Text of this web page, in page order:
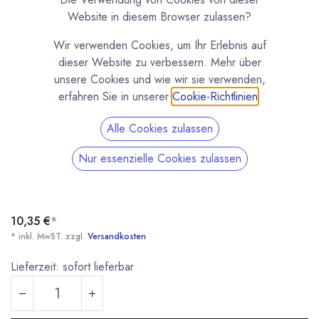
Pralinengabel Spirale erhöht
(0 Rezension)
10,35 €*
* inkl. MwST. zzgl. Versandkosten
Lieferzeit: sofort lieferbar
Website in diesem Browser zulassen?
Wir verwenden Cookies, um Ihr Erlebnis auf
dieser Website zu verbessern. Mehr über
unsere Cookies und wie wir sie verwenden,
erfahren Sie in unserer Cookie-Richtlinien
Alle Cookies zulassen
Nur essenzielle Cookies zulassen